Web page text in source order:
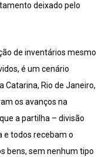
deixado pelo
de inventários mesmo
é um cenário
Catarina, Rio de Janeiro,
os avanços na
a partilha – divisão
e todos recebam o
bens, sem nenhum tipo